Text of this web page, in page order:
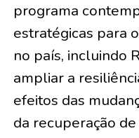
programa
estratégicas para
no país, incluindo
ampliar a
efeitos das
da recuperação